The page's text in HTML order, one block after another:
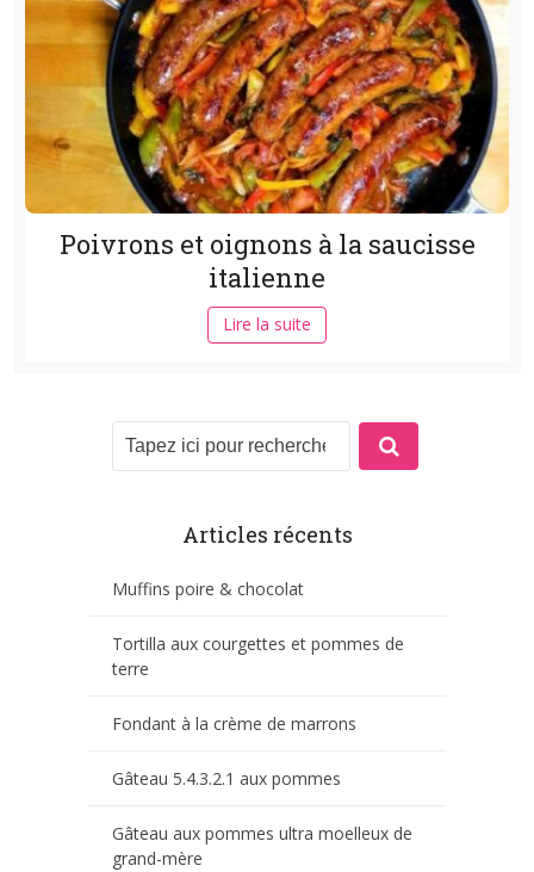
Poivrons et oignons à la saucisse
italienne
Lire la suite
Articles récents
Muffins poire & chocolat
Tortilla aux courgettes et pommes de
terre
Fondant à la crème de marrons
Gâteau 5.4.3.2.1 aux pommes
Gâteau aux pommes ultra moelleux de
grand-mère